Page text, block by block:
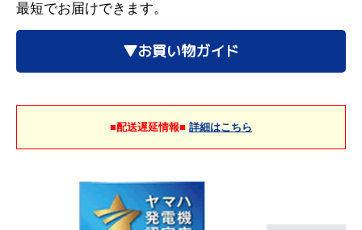
最短でお届けできます。
▼お買い物ガイド
■配送遅延情報■ 詳細はこちら